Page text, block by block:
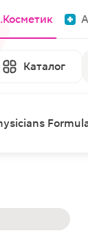
Каталог